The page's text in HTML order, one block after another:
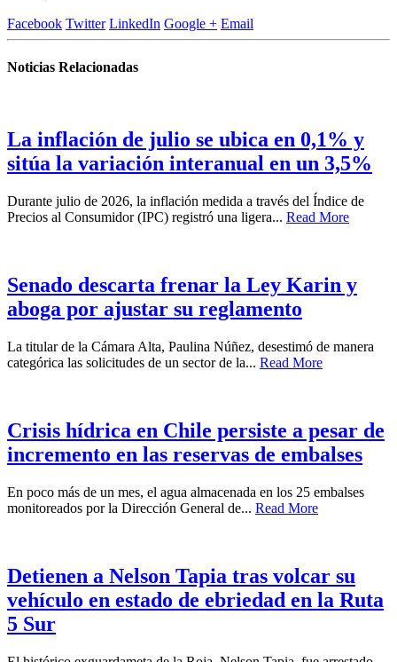
Facebook Twitter LinkedIn Google + Email
Noticias Relacionadas
La inflación de julio se ubica en 0,1% y
sitúa la variación interanual en un 3,5%
Durante julio de 2026, la inflación medida a través del Índice de
Precios al Consumidor (IPC) registró una ligera... Read More
Senado descarta frenar la Ley Karin y
aboga por ajustar su reglamento
La titular de la Cámara Alta, Paulina Núñez, desestimó de manera
categórica las solicitudes de un sector de la... Read More
Crisis hídrica en Chile persiste a pesar de
incremento en las reservas de embalses
En poco más de un mes, el agua almacenada en los 25 embalses
monitoreados por la Dirección General de... Read More
Detienen a Nelson Tapia tras volcar su
vehículo en estado de ebriedad en la Ruta
5 Sur